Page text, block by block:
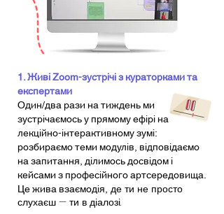
1. Живі Zoom-зустрічі з кураторками та
експертами
Один/два рази на тиждень ми
зустрічаємось у прямому ефірі на
лекційно-інтерактивному зумі:
розбираємо теми модулів, відповідаємо
на запитання, ділимось досвідом і
кейсами з професійного артсередовища.
Це жива взаємодія, де ти не просто
слухаєш — ти в діалозі.